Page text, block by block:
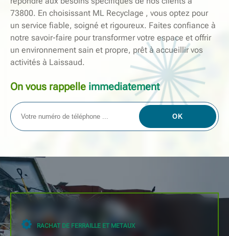
73800. En choisissant ML Recyclage , vous optez pour
un service fiable, soigné et rigoureux. Faites confiance à
notre savoir-faire pour transformer votre espace et offrir
un environnement sain et propre, prêt à accueillir vos
activités à Laissaud.
On vous rappelle immediatement
RACHAT DE FERRAILLE ET METAUX